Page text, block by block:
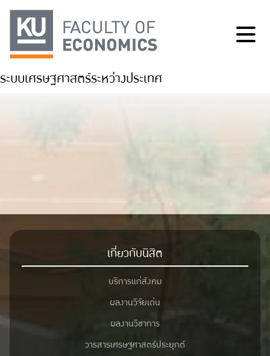
ระบบเศรษฐศาสตร์ระหว่างประเทศ
เกี่ยวกับนิสิต
บริการแก่สังคม
ผลงานวิจัยเด่น
ผลงานวิชาการ
วารสารเศรษฐศาสตร์ประยุกต์